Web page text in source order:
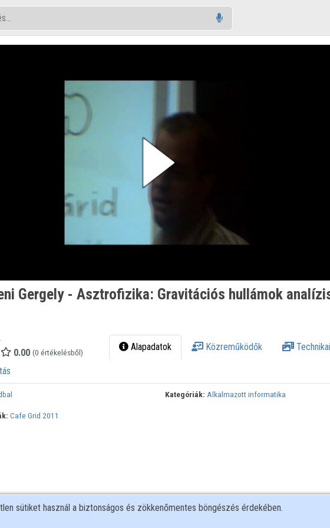
Gergely - Asztrofizika: Gravitációs hullámok
0.00 (0 értékelésből) Alapadatok Közreműködők
Kategóriák: Alkalmazott informatika
Cafe Grid 2011
sütiket használ a biztonságos és zökkenőmentes böngészés érdekében.